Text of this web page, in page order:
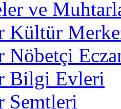
ve
Kültür
Nöbetçi
Bilgi Evleri
Semtleri